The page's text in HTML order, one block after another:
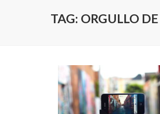
TAG: ORGULLO